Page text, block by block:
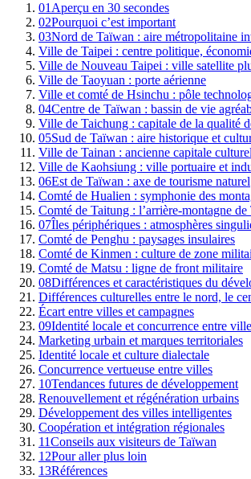
01 Aperçu en 30 secondes
02Pourquoi c’est important
03Nord de Taïwan : aire métropolitaine
Ville de Taipei : centre politique,
Ville de Nouveau Taipei : ville satellite
Ville de Taoyuan : porte aérienne
Ville et comté de Hsinchu : pôle
04Centre de Taïwan : bassin de vie
Ville de Taichung : capitale de la qualité
05Sud de Taïwan : aire historique et
Ville de Tainan : ancienne capitale
Ville de Kaohsiung : ville portuaire et
06Est de Taïwan : axe de tourisme naturel
Comté de Hualien : symphonie des
Comté de Taitung : l’arrière-montagne de
07Îles périphériques : atmosphères
Comté de Penghu : paysages insulaires
Comté de Kinmen : culture de zone
Comté de Matsu : ligne de front militaire
08Différences et caractéristiques du
Différences culturelles entre le nord, le
Écart entre villes et campagnes
09Identité locale et concurrence entre
Marketing urbain et marques territoriales
Identité locale et culture dialectale
Concurrence vertueuse entre villes
10Tendances futures de développement
Renouvellement et régénération urbains
Développement des villes intelligentes
Coopération et intégration régionales
11Conseils aux visiteurs de Taïwan
12Pour aller plus loin
13Références